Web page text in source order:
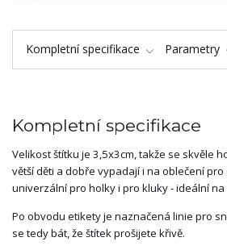
Kompletní specifikace Parametry
Kompletní specifikace
Velikost štítku je 3,5x3cm, takže se skvěle
větší děti a dobře vypadají i na oblečení
univerzální pro holky i pro kluky - ideální
Po obvodu etikety je naznačená linie pro
se tedy bát, že štítek prošijete křivě.